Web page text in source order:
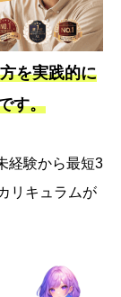
を実践的に
す。
経験から最短3
リキュラムが